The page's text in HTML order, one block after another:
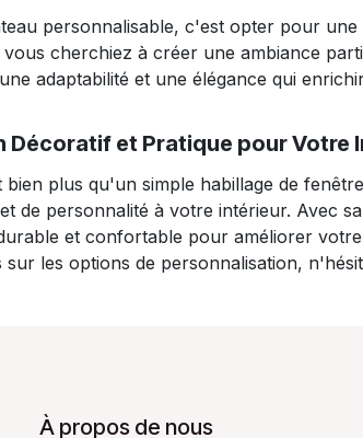
personnalisable, c'est opter pour
cherchiez à créer une ambiance
adaptabilité et une élégance qui
Décoratif et Pratique pour Votre
bien plus qu'un simple habillage de
de personnalité à votre intérieur. Avec
et confortable pour améliorer
les options de personnalisation,
À propos de nous